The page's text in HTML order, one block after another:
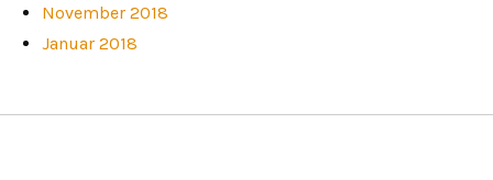
November 2018
Januar 2018